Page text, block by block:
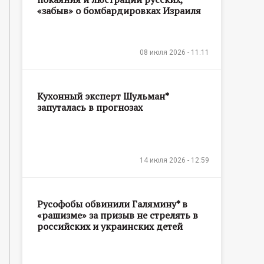
«забыв» о бомбардировках Израиля
08 июля 2026 - 11:11
Кухонный эксперт Шульман*
запуталась в прогнозах
14 июля 2026 - 12:59
Русофобы обвинили Галямину* в
«рашизме» за призыв не стрелять в
российских и украинских детей